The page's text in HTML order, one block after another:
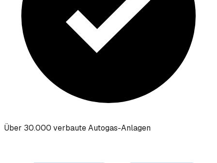
Über 30.000 verbaute Autogas-Anlagen